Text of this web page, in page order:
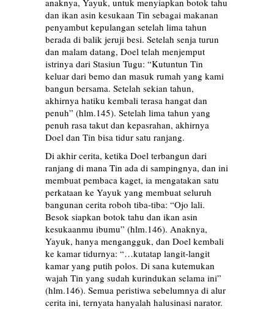
anaknya, Yayuk, untuk menyiapkan botok tahu
dan ikan asin kesukaan Tin sebagai makanan
penyambut kepulangan setelah lima tahun
berada di balik jeruji besi. Setelah senja turun
dan malam datang, Doel telah menjemput
istrinya dari Stasiun Tugu: “Kutuntun Tin
keluar dari bemo dan masuk rumah yang kami
bangun bersama. Setelah sekian tahun,
akhirnya hatiku kembali terasa hangat dan
penuh” (hlm.145). Setelah lima tahun yang
penuh rasa takut dan kepasrahan, akhirnya
Doel dan Tin bisa tidur satu ranjang.
Di akhir cerita, ketika Doel terbangun dari
ranjang di mana Tin ada di sampingnya, dan ini
membuat pembaca kaget, ia mengatakan satu
perkataan ke Yayuk yang membuat seluruh
bangunan cerita roboh tiba-tiba: “Ojo lali.
Besok siapkan botok tahu dan ikan asin
kesukaanmu ibumu” (hlm.146). Anaknya,
Yayuk, hanya mengangguk, dan Doel kembali
ke kamar tidurnya: “…kutatap langit-langit
kamar yang putih polos. Di sana kutemukan
wajah Tin yang sudah kurindukan selama ini”
(hlm.146). Semua peristiwa sebelumnya di alur
cerita ini, ternyata hanyalah halusinasi narator.